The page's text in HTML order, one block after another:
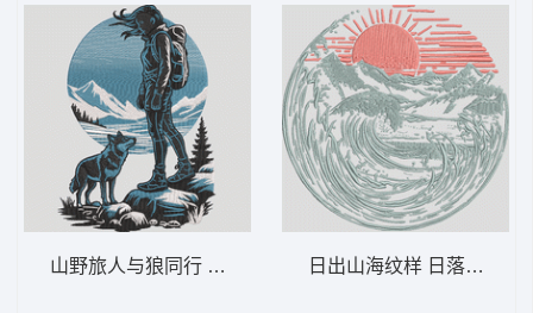
山野旅人与狼同行 徒步旅行与狼群探险——日出山海纹样 日落波浪山